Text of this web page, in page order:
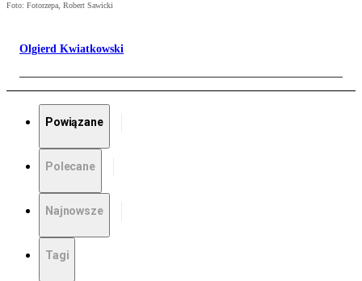
Foto: Fotorzepa, Robert Sawicki
Olgierd Kwiatkowski
Powiązane
Polecane
Najnowsze
Tagi